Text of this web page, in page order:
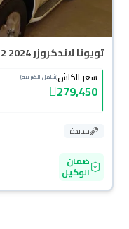
تويوتا لاندكروزر GXR2 2024
سعر الكاش(شامل الضريبة)
279,450
جديدة
ضمان
الوكيل